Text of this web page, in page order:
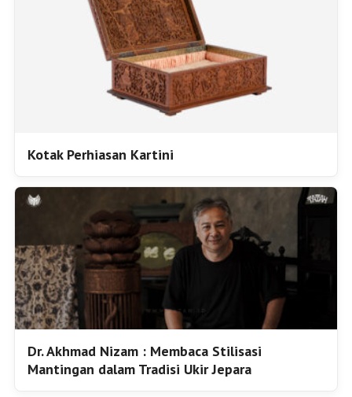
Kotak Perhiasan Kartini
Dr. Akhmad Nizam : Membaca Stilisasi
Mantingan dalam Tradisi Ukir Jepara